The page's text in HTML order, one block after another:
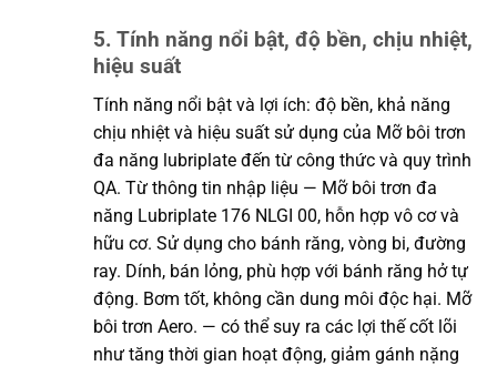
5. Tính năng nổi bật, độ bền, chịu nhiệt,
hiệu suất
Tính năng nổi bật và lợi ích: độ bền, khả năng
chịu nhiệt và hiệu suất sử dụng của Mỡ bôi trơn
đa năng lubriplate đến từ công thức và quy trình
QA. Từ thông tin nhập liệu — Mỡ bôi trơn đa
năng Lubriplate 176 NLGI 00, hỗn hợp vô cơ và
hữu cơ. Sử dụng cho bánh răng, vòng bi, đường
ray. Dính, bán lỏng, phù hợp với bánh răng hở tự
động. Bơm tốt, không cần dung môi độc hại. Mỡ
bôi trơn Aero. — có thể suy ra các lợi thế cốt lõi
như tăng thời gian hoạt động, giảm gánh nặng